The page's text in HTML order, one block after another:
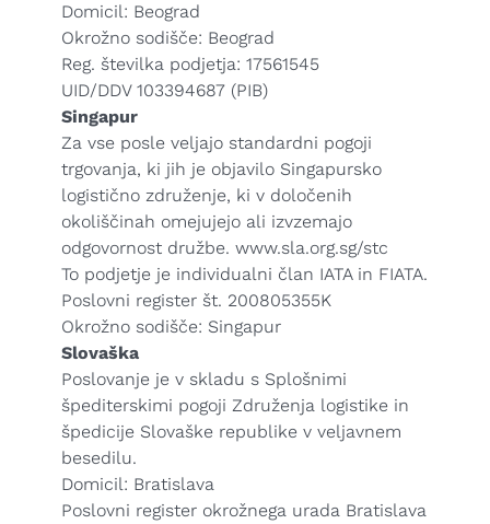
Domicil: Beograd
Okrožno sodišče: Beograd
Reg. številka podjetja: 17561545
UID/DDV 103394687 (PIB)
Singapur
Za vse posle veljajo standardni pogoji
trgovanja, ki jih je objavilo Singapursko
logistično združenje, ki v določenih
okoliščinah omejujejo ali izvzemajo
odgovornost družbe. www.sla.org.sg/stc
To podjetje je individualni član IATA in FIATA.
Poslovni register št. 200805355K
Okrožno sodišče: Singapur
Slovaška
Poslovanje je v skladu s Splošnimi
špediterskimi pogoji Združenja logistike in
špedicije Slovaške republike v veljavnem
besedilu.
Domicil: Bratislava
Poslovni register okrožnega urada Bratislava